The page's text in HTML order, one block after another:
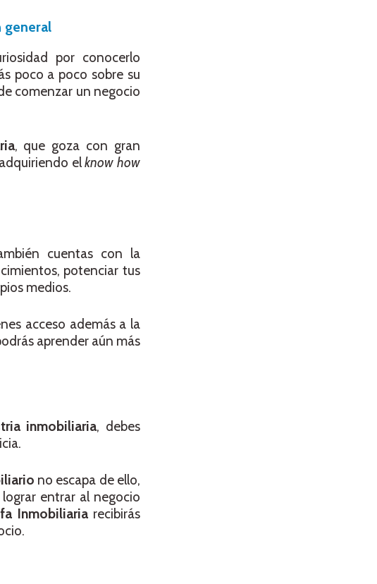
general
por conocerlo
poco a poco sobre su
comenzar un negocio
, que goza con gran
elknow how
cuentas con la
potenciar tus
medios.
acceso además a la
aprender aún más
inmobiliaria, debes
no escapa de ello,
entrar al negocio
Inmobiliariarecibirás